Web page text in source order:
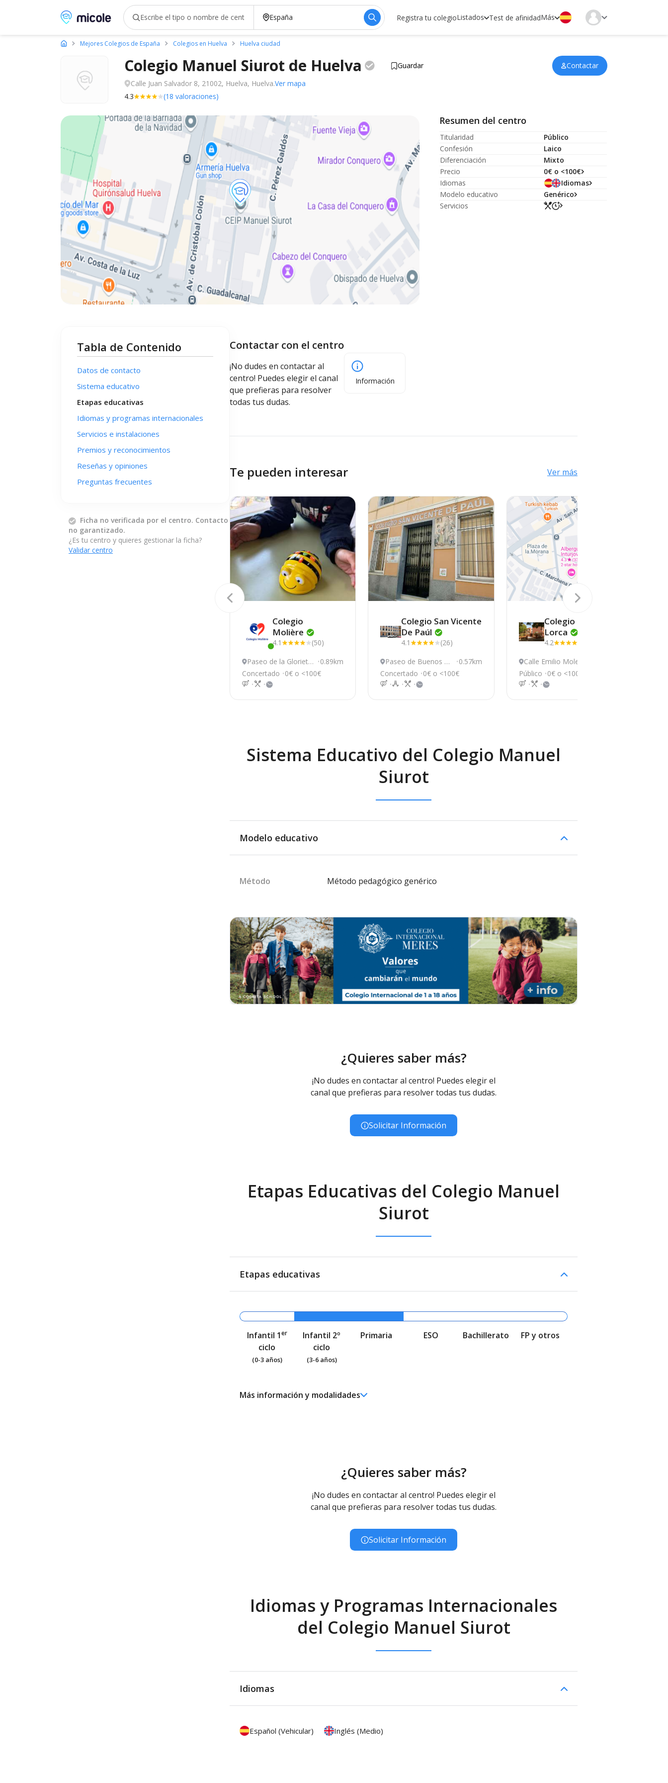
Micole, buscador de colegios Registra tu colegioListados Test de afinidadMás
Mejores Colegios de España Colegios en Huelva Huelva ciudad
Colegio Manuel Siurot de Huelva Guardar
Contactar
Calle Juan Salvador 8, 21002, Huelva, Huelva.Ver mapa
4.3
(18 valoraciones)
Resumen del centro
Titularidad
Público
Confesión
Laico
Diferenciación
Mixto
Precio
0€ o <100€
Idiomas
Idiomas
Modelo educativo
Genérico
Servicios
Tabla de Contenido
Datos de contacto
Sistema educativo
Etapas educativas
Idiomas y programas internacionales
Servicios e instalaciones
Premios y reconocimientos
Reseñas y opiniones
Preguntas frecuentes
Ficha no verificada por el centro. Contacto
no garantizado.
¿Es tu centro y quieres gestionar la ficha?
Validar centro
Contactar con el centro
¡No dudes en contactar al
centro! Puedes elegir el canal
que prefieras para resolver
todas tus dudas.
Información
Te pueden interesar Ver más
Colegio
Molière
4.1
(50)
Paseo de la Glorieta
s/n, Huelva
0.89km
Concertado
0€ o <100€
Colegio San Vicente
De Paúl
4.1
(26)
Paseo de Buenos Air
es 21, Huelva
0.57km
Concertado
0€ o <100€
Colegio García
Lorca
4.2
Calle Emilio Molero
2, Huelva
Público
0€ o <100€
Sistema Educativo del Colegio Manuel
Siurot
Modelo educativo
Método Método pedagógico genérico
¿Quieres saber más?
¡No dudes en contactar al centro! Puedes elegir el
canal que prefieras para resolver todas tus dudas.
Solicitar Información
Etapas Educativas del Colegio Manuel
Siurot
Etapas educativas
Infantil 1er
ciclo
(0-3 años)
Infantil 2º
ciclo
(3-6 años)
Primaria ESO Bachillerato FP y otros
Más información y modalidades
Educación Básica Obligatoria para Alumnos con Necesidades Educativas Especiales - Diurno
¿Quieres saber más?
¡No dudes en contactar al centro! Puedes elegir el
canal que prefieras para resolver todas tus dudas.
Solicitar Información
Idiomas y Programas Internacionales
del Colegio Manuel Siurot
Idiomas
Español (Vehicular) Inglés (Medio)